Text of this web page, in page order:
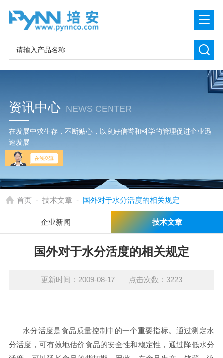
资讯中心 NEWS CENTER
在发展中求生存，不断贴心，以良好信誉和科学的管理促进企业迅
速发展
首页 - 技术文章 - 国外对于水分活度的相关规定
企业新闻 技术文章
国外对于水分活度的相关规定
更新时间：2009-08-17 点击次数：3223
水分活度是食品质量控制中的一个重要指标。通过测定水
分活度，可有效地估价食品的安全性和稳定性，通过降低水分